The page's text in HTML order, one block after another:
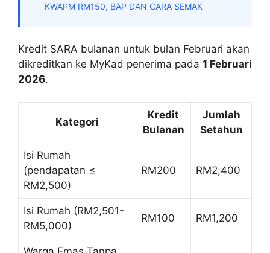
KWAPM RM150, BAP DAN CARA SEMAK
Kredit SARA bulanan untuk bulan Februari akan
dikreditkan ke MyKad penerima pada 1 Februari
2026.
Kategori
Kredit
Bulanan
Jumlah
Setahun
Isi Rumah
(pendapatan ≤
RM2,500)
RM200 RM2,400
Isi Rumah (RM2,501-
RM5,000)
RM100 RM1,200